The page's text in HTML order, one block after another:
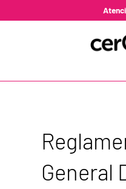
General